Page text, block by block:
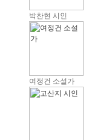
박찬현 시인
여정건 소설가